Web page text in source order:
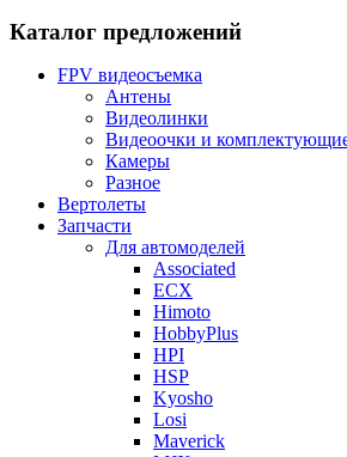
Каталог предложений
FPV видеосъемка
Антены
Видеолинки
Видеоочки и
Камеры
Разное
Вертолеты
Запчасти
Для автомоделей
Associated
ECX
Himoto
HobbyPlus
HPI
HSP
Kyosho
Losi
Maverick